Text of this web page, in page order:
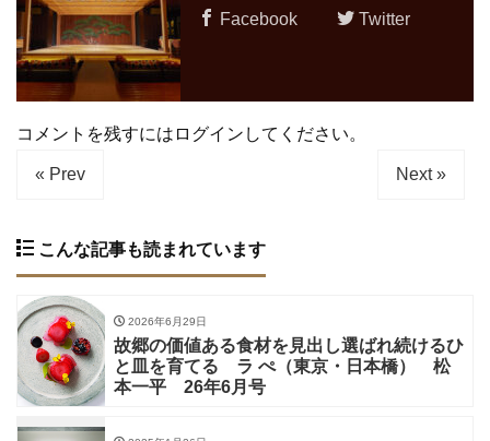
Facebook Twitter
コメントを残すにはログインしてください。
« Prev Next »
こんな記事も読まれています
2026年6月29日
故郷の価値ある食材を見出し選ばれ続けるひ
と皿を育てる ラ ぺ（東京・日本橋） 松
本一平 26年6月号